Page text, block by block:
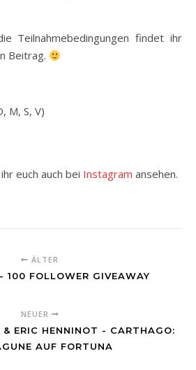
Teilnahmebedingungen findet ihr
Beitrag.
M, S, V)
euch auch bei Instagram ansehen.
ÄLTER
100 FOLLOWER GIVEAWAY
NEUER
& ERIC HENNINOT - CARTHAGO:
AUF FORTUNA